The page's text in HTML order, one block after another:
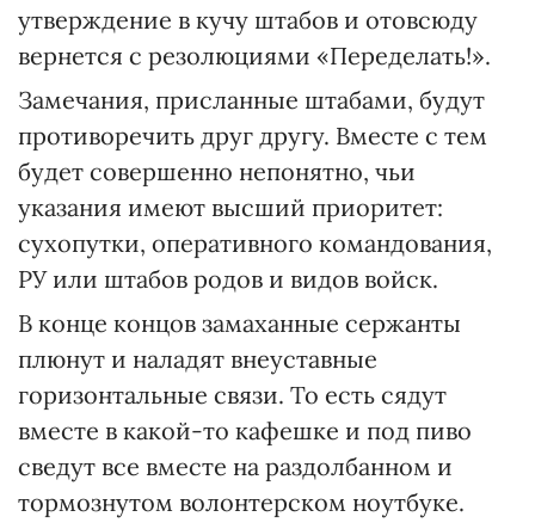
утверждение в кучу штабов и отовсюду
вернется с резолюциями «Переделать!».
Замечания, присланные штабами, будут
противоречить друг другу. Вместе с тем
будет совершенно непонятно, чьи
указания имеют высший приоритет:
сухопутки, оперативного командования,
РУ или штабов родов и видов войск.
В конце концов замаханные сержанты
плюнут и наладят внеуставные
горизонтальные связи. То есть сядут
вместе в какой-то кафешке и под пиво
сведут все вместе на раздолбанном и
тормознутом волонтерском ноутбуке.